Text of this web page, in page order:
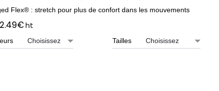
Flex® : stretch pour plus de confort dans les mouvements
€ht
Tailles